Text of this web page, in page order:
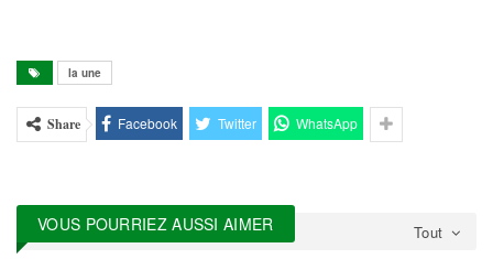
la une
Share Facebook Twitter WhatsApp
Tout
VOUS POURRIEZ AUSSI AIMER